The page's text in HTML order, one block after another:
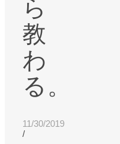
ら
教
わ
る。
11/30/2019
/